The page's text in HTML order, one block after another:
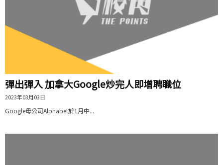
彈出彈入 加拿大Google炒完人即增聘職位
2023年03月03日
Google母公司Alphabet於1月中...